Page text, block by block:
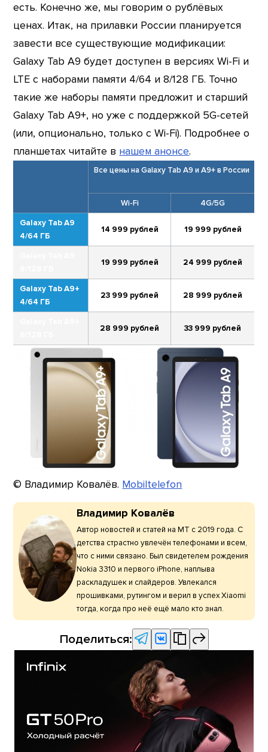
есть. Конечно же, мы говорим о рублёвых
ценах. Итак, на прилавки России планируется
завести все существующие модификации:
Galaxy Tab A9 будет доступен в версиях Wi-Fi и
LTE с наборами памяти 4/64 и 8/128 ГБ. Точно
такие же наборы памяти предложит и старший
Galaxy Tab A9+, но уже с поддержкой 5G-сетей
(или, опционально, только с Wi-Fi). Подробнее о
планшетах читайте в нашем анонсе.
Все цены на Galaxy Tab A9 и A9+ в России
Wi-Fi 4G/5G
Galaxy Tab A9
4/64 ГБ
14 999 рублей 19 999 рублей
19 999 рублей 24 999 рублей
Galaxy Tab A9+
4/64 ГБ
23 999 рублей 28 999 рублей
28 999 рублей 33 999 рублей
© Владимир Ковалёв. Mobiltelefon
Владимир Ковалёв
Автор новостей и статей на МТ с 2019 года. С
детства страстно увлечён телефонами и всем,
что с ними связано. Был свидетелем рождения
Nokia 3310 и первого iPhone, наплыва
раскладушек и слайдеров. Увлекался
прошивками, рутингом и верил в успех Xiaomi
тогда, когда про неё ещё мало кто знал.
Поделиться: